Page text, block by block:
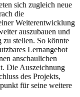
sich zugleich neue
die
Weiterentwicklung
auszubauen und
zu stellen. So könnte
Lernangebot
anschaulichen
Die Auszeichnung
des Projekts,
für seine weitere